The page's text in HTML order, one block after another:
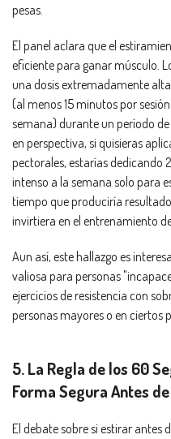
pesas.
El panel aclara que el
eficiente para ganar músculo.
una dosis extremadamente
(al menos 15 minutos por
semana) durante un período
en perspectiva, si quisieras
pectorales, estarías dedicando
intenso a la semana solo para
tiempo que produciría
invirtiera en el entrenamiento
Aun así, este hallazgo es
valiosa para personas
ejercicios de resistencia con
personas mayores o en ciertos
5. La Regla de los 60
Forma Segura Antes
El debate sobre si estirar antes